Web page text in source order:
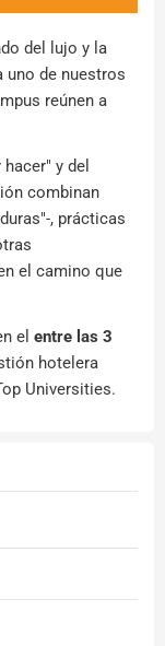
del lujo y la
uno de nuestros
reúnen a
y del
combinan
, prácticas
el camino que
el entre las 3
hotelera
Universities.